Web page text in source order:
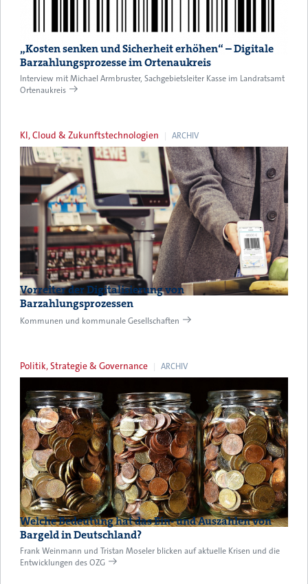
„Kosten senken und Sicherheit erhöhen“ – Digitale
Barzahlungsprozesse im Ortenaukreis
Interview mit Michael Armbruster, Sachgebietsleiter Kasse im Landratsamt
Ortenaukreis
KI, Cloud & Zukunftstechnologien ARCHIV
Vorreiter der Digitalisierung von
Barzahlungsprozessen
Kommunen und kommunale Gesellschaften
Politik, Strategie & Governance ARCHIV
Welche Bedeutung hat das Ein- und Auszahlen von
Bargeld in Deutschland?
Frank Weinmann und Tristan Moseler blicken auf aktuelle Krisen und die
Entwicklungen des OZG